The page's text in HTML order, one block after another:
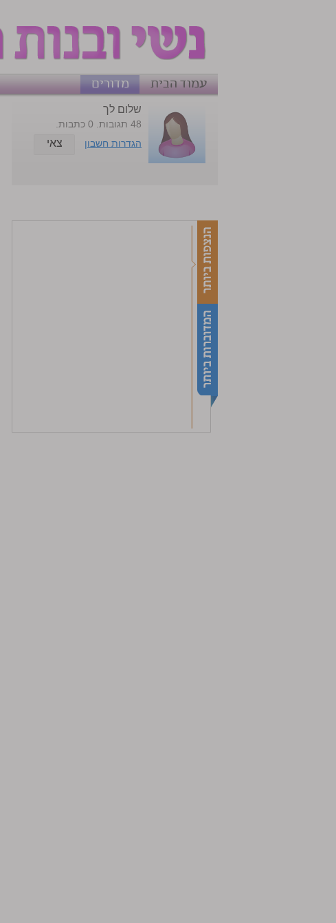
עמוד הבית
מדורים
שלום לך
48 תגובות. 0 כתבות.
הגדרות חשבון
צאי